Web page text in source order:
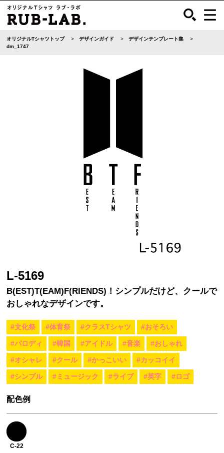
オリジナルTシャツトップ デザインガイド
デザインテンプレート集
dm_1747
L-5169
B(EST)T(EAM)F(RIENDS)！シンプルだけど、クールで
おしゃれなデザインです。
#文化祭 #体育祭 #クラスTシャツ #おそろい
#パロディ #韓国 #アイドル #音楽 #おしゃれ
#オシャレ #クール #かっこいい #カッコイイ
#シンプル #ミュージック #ライブ #英字 #ロゴ
配色例
C-22